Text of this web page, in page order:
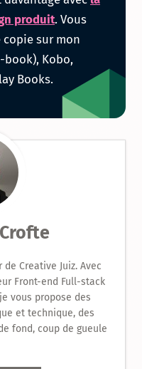
produit. Vous
copie sur mon
book), Kobo,
Books.
Creative Juiz. Avec
Front-end Full-stack
vous propose des
et technique, des
fond, coup de gueule